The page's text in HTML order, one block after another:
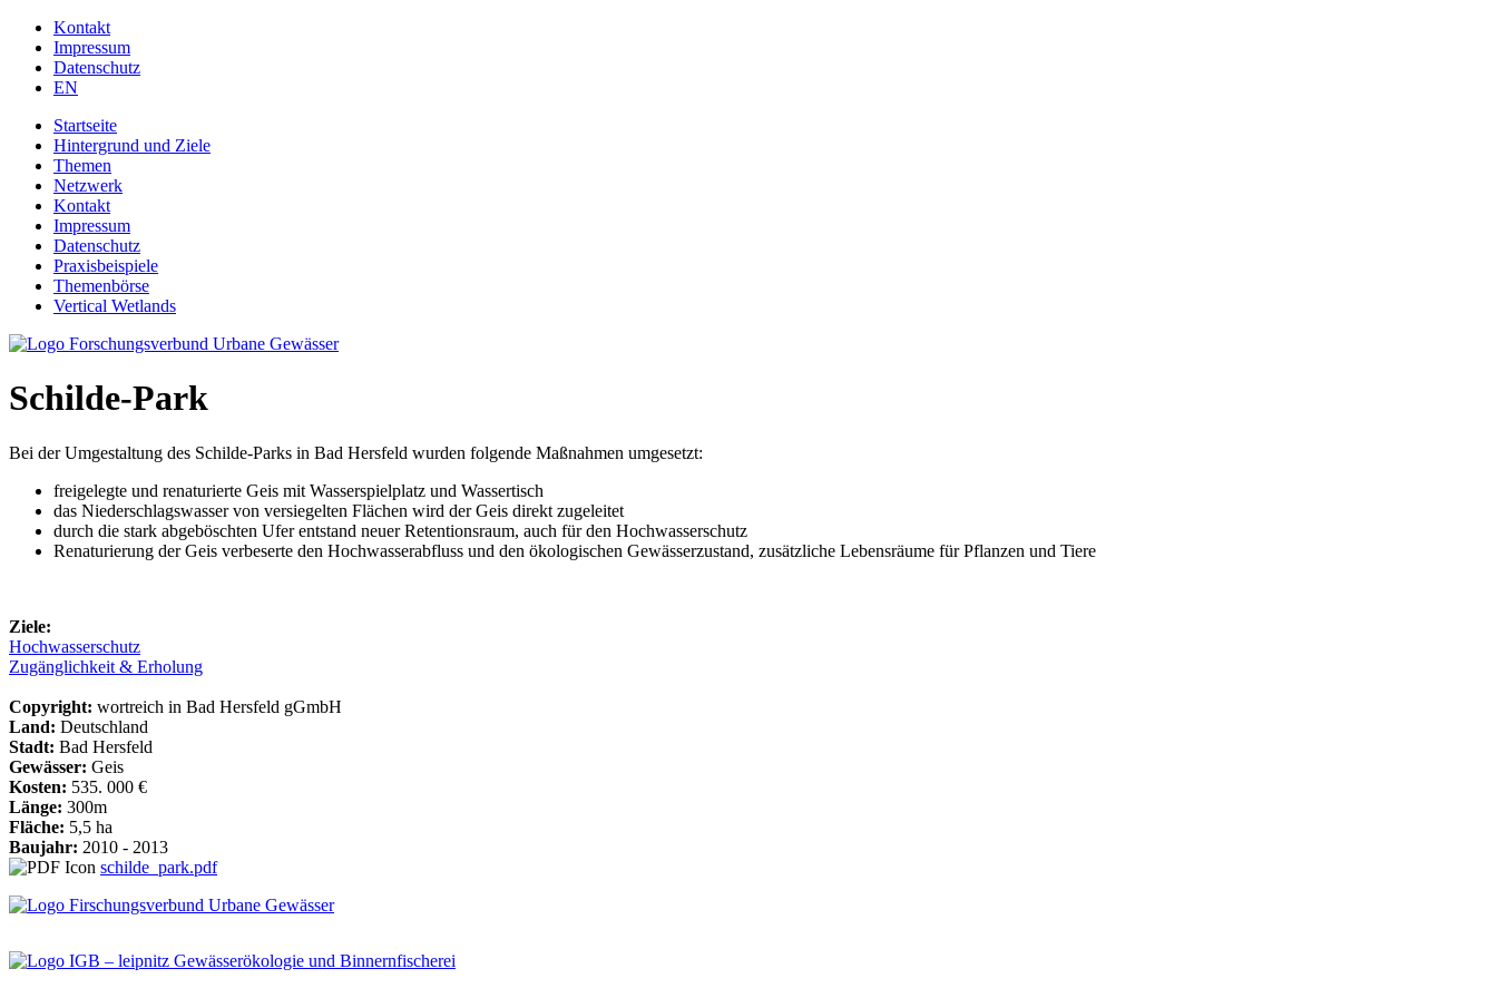
Jump to navigation
Kontakt
Impressum
Datenschutz
EN
Startseite
Hintergrund und Ziele
Themen
Netzwerk
Kontakt
Impressum
Datenschutz
Praxisbeispiele
Themenbörse
Vertical Wetlands
Schilde-Park
Bei der Umgestaltung des Schilde-Parks in Bad Hersfeld wurden folgende Maßnahmen umgesetzt:
freigelegte und renaturierte Geis mit Wasserspielplatz und Wassertisch
das Niederschlagswasser von versiegelten Flächen wird der Geis direkt zugeleitet
durch die stark abgeböschten Ufer entstand neuer Retentionsraum, auch für den Hochwasserschutz
Renaturierung der Geis verbeserte den Hochwasserabfluss und den ökologischen Gewässerzustand, zusätzliche Lebensräume für Pflanzen und Tiere
Ziele:
Hochwasserschutz
Zugänglichkeit & Erholung
Copyright: wortreich in Bad Hersfeld gGmbH
Land: Deutschland
Stadt: Bad Hersfeld
Gewässer: Geis
Kosten: 535. 000 €
Länge: 300m
Fläche: 5,5 ha
Baujahr: 2010 - 2013
schilde_park.pdf